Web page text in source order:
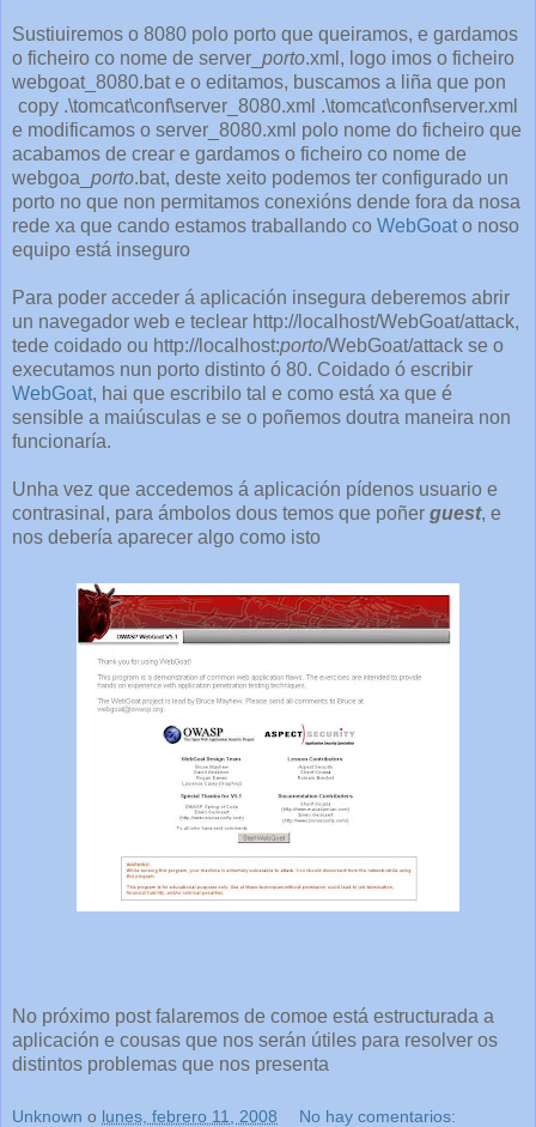
Sustiuiremos o 8080 polo porto que queiramos, e gardamos
o ficheiro co nome de server_ porto.xml, logo imos o ficheiro
webgoat_8080.bat e o editamos, buscamos a liña que pon
copy .\tomcat\conf\server_8080.xml .\tomcat\conf\server.xml
e modificamos o server_8080.xml polo nome do ficheiro que
acabamos de crear e gardamos o ficheiro co nome de
webgoa_ porto.bat, deste xeito podemos ter configurado un
porto no que non permitamos conexións dende fora da nosa
rede xa que cando estamos traballando co WebGoat o noso
equipo está inseguro
Para poder acceder á aplicación insegura deberemos abrir
un navegador web e teclear http://localhost/WebGoat/attack,
tede coidado ou http://localhost:porto/WebGoat/attack se o
executamos nun porto distinto ó 80. Coidado ó escribir
WebGoat, hai que escribilo tal e como está xa que é
sensible a maiúsculas e se o poñemos doutra maneira non
funcionaría.
Unha vez que accedemos á aplicación pídenos usuario e
contrasinal, para ámbolos dous temos que poñer guest, e
nos debería aparecer algo como isto
No próximo post falaremos de comoe está estructurada a
aplicación e cousas que nos serán útiles para resolver os
distintos problemas que nos presenta
Unknown o lunes, febrero 11, 2008 No hay comentarios: